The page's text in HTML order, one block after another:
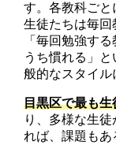
す。各教科ごと
生徒たちは毎回
「毎回勉強す
うち慣れる」
般的なスタイル
目黒区で最も
り、多様な生
れば、課題もあ